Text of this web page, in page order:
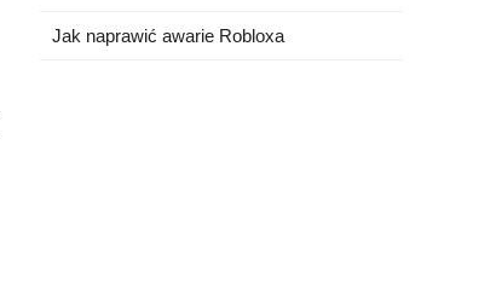
Jak naprawić awarie Robloxa